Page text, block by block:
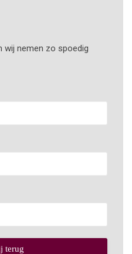
wij nemen zo spoedig
terug